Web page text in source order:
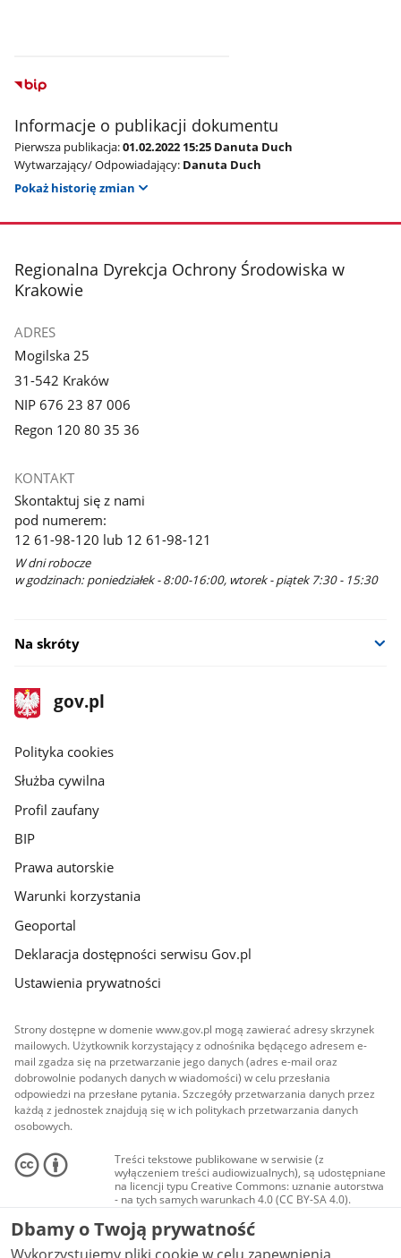
Informacje o publikacji dokumentu
Pierwsza publikacja:01.02.2022 15:25 Danuta Duch
Wytwarzający/ Odpowiadający: Danuta Duch
Pokaż historię zmian
stopka
Regionalna Dyrekcja Ochrony Środowiska w
Krakowie
ADRES
Mogilska 25
31-542 Kraków
NIP 676 23 87 006
Regon 120 80 35 36
KONTAKT
Skontaktuj się z nami
pod numerem:
12 61-98-120 lub 12 61-98-121
W dni robocze
w godzinach: poniedziałek - 8:00-16:00, wtorek - piątek 7:30 - 15:30
Na skróty
stopka
gov.pl
Strona
gov.pl
gov.pl
Polityka cookies
Służba cywilna
Profil zaufany
BIP
Prawa autorskie
Warunki korzystania
Geoportal
Deklaracja dostępności serwisu Gov.pl
Ustawienia prywatności
Strony dostępne w domenie www.gov.pl mogą zawierać adresy skrzynek
mailowych. Użytkownik korzystający z odnośnika będącego adresem e-
mail zgadza się na przetwarzanie jego danych (adres e-mail oraz
dobrowolnie podanych danych w wiadomości) w celu przesłania
odpowiedzi na przesłane pytania. Szczegóły przetwarzania danych przez
każdą z jednostek znajdują się w ich politykach przetwarzania danych
osobowych.
Treści tekstowe publikowane w serwisie (z
wyłączeniem treści audiowizualnych), są udostępniane
na licencji typu Creative Commons: uznanie autorstwa
- na tych samych warunkach 4.0 (CC BY-SA 4.0).
Materiały audiowizualne, w tym zdjęcia, materiały
audio i wideo, są udostępniane na licencji typu
Creative Commons: uznanie autorstwa użycie
niekomercyjne - bez utworów zależnych 4.0 (CC BY-
Dbamy o Twoją prywatność